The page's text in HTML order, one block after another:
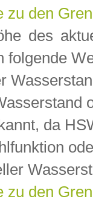
zu den
des
folgende
da
zu den